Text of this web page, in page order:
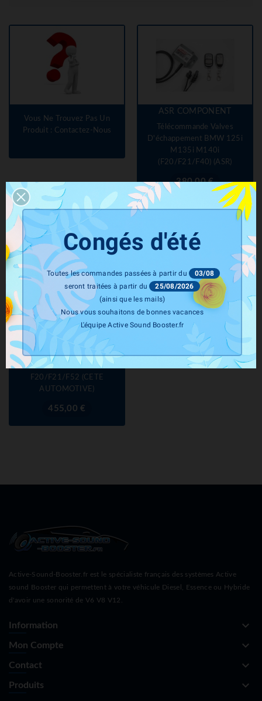
Vous Ne Trouvez Pas Un
Produit : Contactez-Nous
ASR COMPONENT
Télécommande Valves
D'échappement BMW 125i
M135i M140i
(F20/F21/F40) (ASR)
Prix380,00 €
CETE Automotive
Module Active Valve Control
Echappement BMW Série 1
M135i / M140i
F20/F21/F52 (CETE
AUTOMOTIVE)
Prix
455,00 €
Active-Sound-Booster.fr est le spécialiste français des systèmes Active
sound Booster qui permettent à votre véhicule Diesel, Essence ou Hybride
d'avoir une sonorité de V6 V8 V12.
Information keyboard_arrow_down
Mon Compte keyboard_arrow_down
Contact keyboard_arrow_down
Produits keyboard_arrow_down
Congés d'été
Toutes les commandes passées à partir du
03/08
seront traitées à partir du
25/08/2026
(ainsi que les mails)
Nous vous souhaitons de bonnes vacances
L'équipe Active Sound Booster.fr